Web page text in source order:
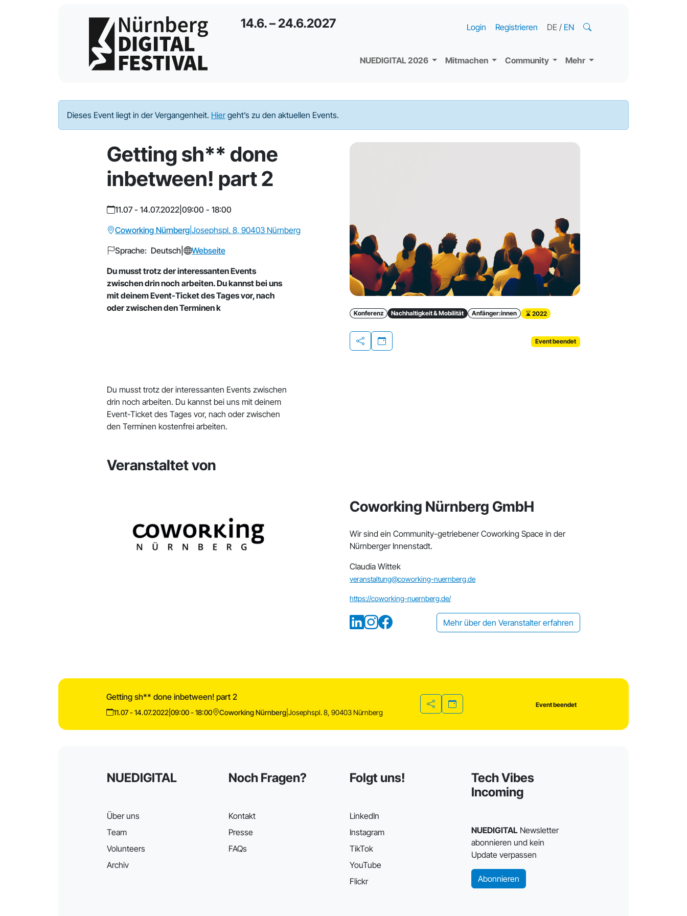
14.6. – 24.6.2027
NUEDIGITAL 2026 Mitmachen Community Mehr
Login Registrieren DE / EN
Dieses Event liegt in der Vergangenheit. Hiergeht’s zu den aktuellen Events.
Konferenz Nachhaltigkeit & Mobilität Anfänger:innen 2022
Teilen
Event beendet
Getting sh** done
inbetween! part 2
11.07 - 14.07.2022 09:00 - 18:00
Coworking Nürnberg Josephspl. 8, 90403 Nürnberg
Sprache: Deutsch
Webseite
Du musst trotz der interessanten Events
zwischen drin noch arbeiten. Du kannst bei uns
mit deinem Event-Ticket des Tages vor, nach
oder zwischen den Terminen k
Du musst trotz der interessanten Events zwischen
drin noch arbeiten. Du kannst bei uns mit deinem
Event-Ticket des Tages vor, nach oder zwischen
den Terminen kostenfrei arbeiten.
Veranstaltet von
Coworking Nürnberg GmbH
Wir sind ein Community-getriebener Coworking Space in der
Nürnberger Innenstadt.
Claudia Wittek
veranstaltung@coworking-nuernberg.de
https://coworking-nuernberg.de/
Mehr über den Veranstalter erfahren
Getting sh** done inbetween! part 2
11.07 - 14.07.2022 |09:00 - 18:00 Coworking Nürnberg |Josephspl. 8, 90403 Nürnberg Teilen
Event beendet
NUEDIGITAL
Über uns
Team
Volunteers
Archiv
Noch Fragen?
Kontakt
Presse
FAQs
Folgt uns!
LinkedIn
Instagram
TikTok
YouTube
Flickr
Tech Vibes
Incoming
NUEDIGITALNewsletter
abonnieren und kein
Update verpassen
Abonnieren